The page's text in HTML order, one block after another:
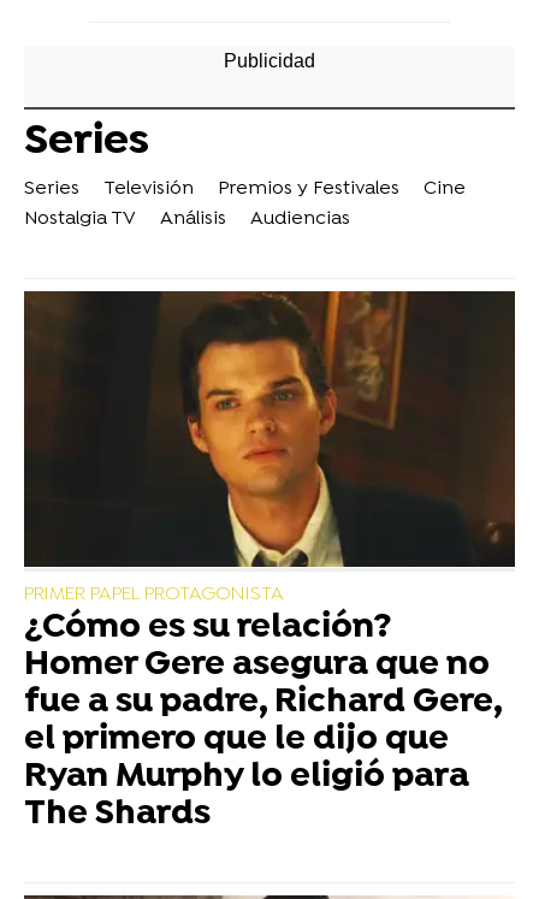
Series
Series Televisión Premios y Festivales
Cine
Nostalgia TV
Análisis Audiencias
PRIMER PAPEL PROTAGONISTA
¿Cómo es su relación?
Homer Gere asegura que no
fue a su padre, Richard Gere,
el primero que le dijo que
Ryan Murphy lo eligió para
The Shards